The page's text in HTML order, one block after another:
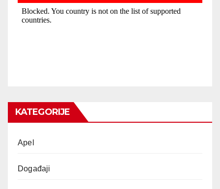
KATEGORIJE
Apel
Događaji